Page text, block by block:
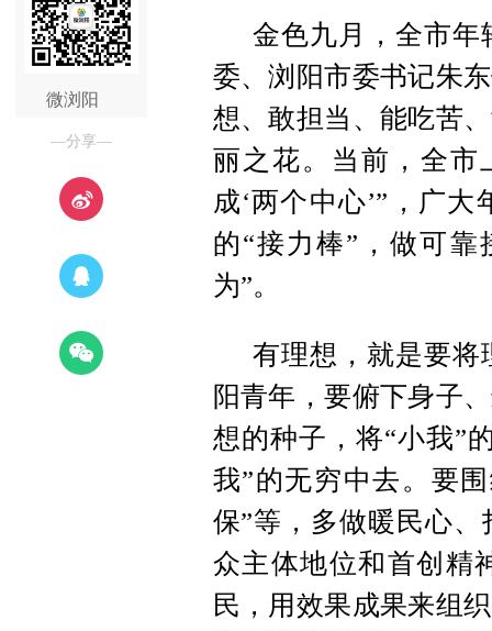
微浏阳
—分享—
金色九月，全市年
委、浏阳市委书记朱
想、敢担当、能吃苦
丽之花。当前，全市
成‘两个中心’”，广
的“接力棒”，做可靠
为”。
有理想，就是要将
阳青年，要俯下身子
想的种子，将“小我”
我”的无穷中去。要
保”等，多做暖民心
众主体地位和首创精
民，用效果成果来组